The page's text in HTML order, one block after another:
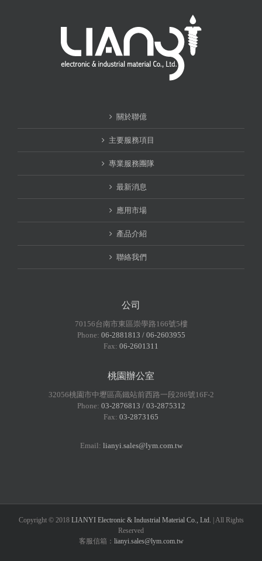
關於聯億
主要服務項目
專業服務團隊
最新消息
應用市場
產品介紹
聯絡我們
公司
70156台南市東區崇學路166號5樓
Phone: 06-2881813 / 06-2603955
Fax: 06-2601311
桃園辦公室
32056桃園市中壢區高鐵站前西路一段286號16F-2
Phone: 03-2876813 / 03-2875312
Fax: 03-2873165
Email: lianyi.sales@lym.com.tw
Copyright © 2018 LIANYI Electronic & Industrial Material Co., Ltd. | All Rights
Reserved
客服信箱： lianyi.sales@lym.com.tw